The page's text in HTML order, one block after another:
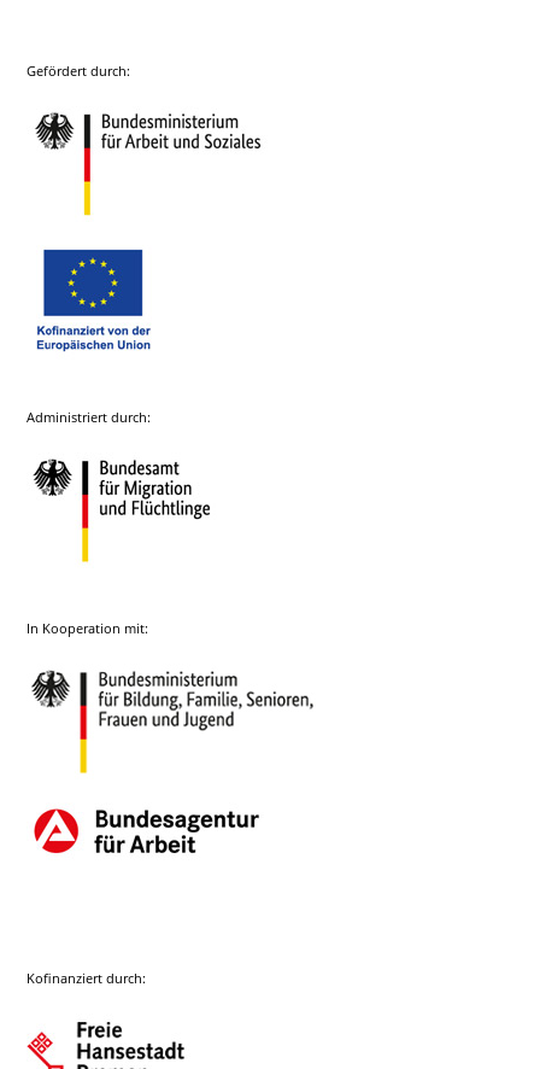
Gefördert durch:
Administriert durch:
In Kooperation mit:
Kofinanziert durch: